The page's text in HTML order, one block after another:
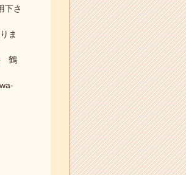
下さ
ま
鶴